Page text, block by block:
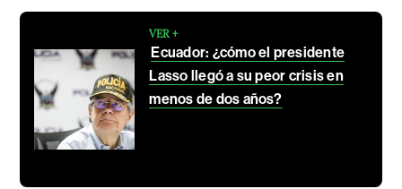
VER +
Ecuador: ¿cómo el presidente
Lasso llegó a su peor crisis en
menos de dos años?